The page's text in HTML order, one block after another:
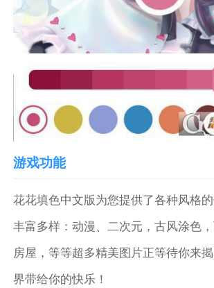
游戏功能
花花填色中文版为您提供了各种风格
丰富多样：动漫、二次元，古风涂色
房屋，等等超多精美图片正等待你来
界带给你的快乐！